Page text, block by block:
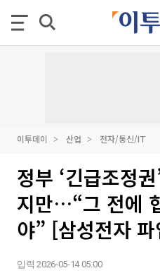
이투데이 산업 전자/통신/IT
정부 ‘긴급조정
지만…“그 전에
야” [삼성전자
입력 2026-05-14 05:00